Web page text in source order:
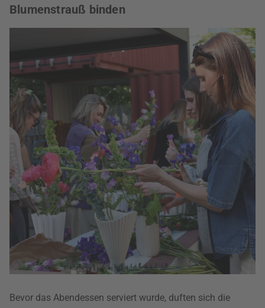
Blumenstrauß binden
Bevor das Abendessen serviert wurde, duften sich die